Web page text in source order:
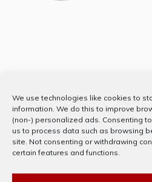
We use technologies like cookies to
information. We do this to improve
(non-) personalized ads. Consenting
us to process data such as browsing
site. Not consenting or withdrawing
certain features and functions.
Partnerünk